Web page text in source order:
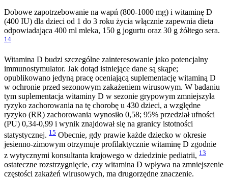
Dobowe zapotrzebowanie na wapń (800-1000 mg) i witaminę D
(400 IU) dla dzieci od 1 do 3 roku życia włącznie zapewnia dieta
odpowiadająca 400 ml mleka, 150 g jogurtu oraz 30 g żółtego sera.
14
Witamina D budzi szczególne zainteresowanie jako potencjalny
immunostymulator. Jak dotąd istniejące dane są skąpe;
opublikowano jedyną pracę oceniającą suplementację witaminą D
w ochronie przed sezonowym zakażeniem wirusowym. W badaniu
tym suplementacja witaminy D w sezonie grypowym zmniejszyła
ryzyko zachorowania na tę chorobę u 430 dzieci, a względne
ryzyko (RR) zachorowania wynosiło 0,58; 95% przedział ufności
(PU) 0,34-0,99 i wynik znajdował się na granicy istotności
statystycznej. 15 Obecnie, gdy prawie każde dziecko w okresie
jesienno-zimowym otrzymuje profilaktycznie witaminę D zgodnie
z wytycznymi konsultanta krajowego w dziedzinie pediatrii, 13
ostateczne rozstrzygnięcie, czy witamina D wpływa na zmniejszenie
częstości zakażeń wirusowych, ma drugorzędne znaczenie.